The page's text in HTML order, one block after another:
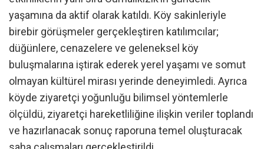
yaşamına da aktif olarak katıldı. Köy sakinleriyle
birebir görüşmeler gerçekleştiren katılımcılar;
düğünlere, cenazelere ve geleneksel köy
buluşmalarına iştirak ederek yerel yaşamı ve somut
olmayan kültürel mirası yerinde deneyimledi. Ayrıca
köyde ziyaretçi yoğunluğu bilimsel yöntemlerle
ölçüldü, ziyaretçi hareketliliğine ilişkin veriler toplandı
ve hazırlanacak sonuç raporuna temel oluşturacak